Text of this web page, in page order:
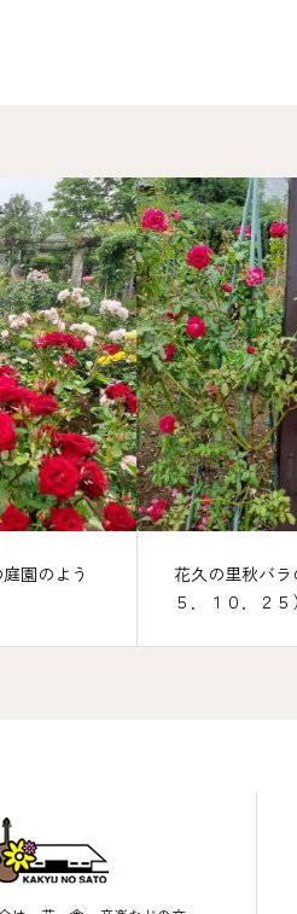
花久の里秋バラのようす（２０２